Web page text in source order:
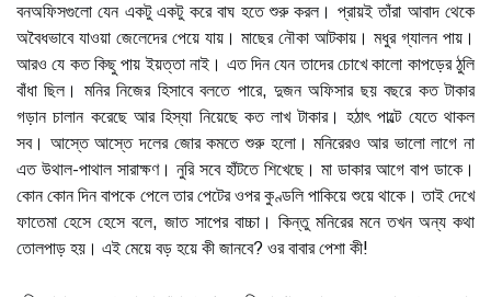
বনঅফিসগুলো যেন একটু একটু করে বাঘ হতে শুরু করল। প্রায়ই তাঁরা আবাদ থেকে
অবৈধভাবে যাওয়া জেলেদের পেয়ে যায়। মাছের নৌকা আটকায়। মধুর গ্যালন পায়।
আরও যে কত কিছু পায় ইয়ত্তা নাই। এত দিন যেন তাদের চোখে কালো কাপড়ের ঠুলি
বাঁধা ছিল। মনির নিজের হিসাবে বলতে পারে, দুজন অফিসার ছয় বছরে কত টাকার
গড়ান চালান করেছে আর হিস্যা নিয়েছে কত লাখ টাকার। হঠাৎ পাল্টে যেতে থাকল
সব। আস্তে আস্তে দলের জোর কমতে শুরু হলো। মনিরেরও আর ভালো লাগে না
এত উথাল-পাথাল সারাক্ষণ। নুরি সবে হাঁটতে শিখেছে। মা ডাকার আগে বাপ ডাকে।
কোন কোন দিন বাপকে পেলে তার পেটের ওপর কুণ্ডলি পাকিয়ে শুয়ে থাকে। তাই দেখে
ফাতেমা হেসে হেসে বলে, জাত সাপের বাচ্চা। কিন্তু মনিরের মনে তখন অন্য কথা
তোলপাড় হয়। এই মেয়ে বড় হয়ে কী জানবে? ওর বাবার পেশা কী!